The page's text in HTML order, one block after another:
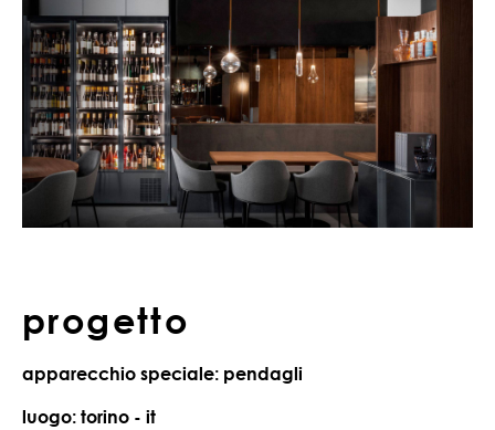
progetto
apparecchio speciale: pendagli
luogo: torino - it